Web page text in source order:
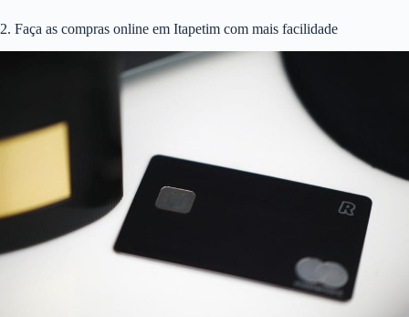
2. Faça as compras online em Itapetim com mais facilidade